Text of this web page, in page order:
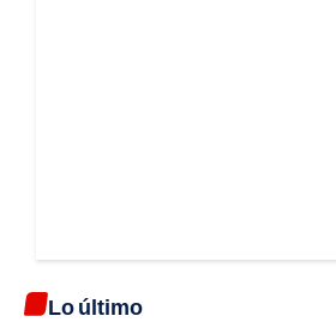
Lo último